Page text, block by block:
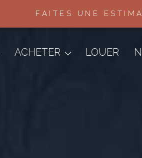
FAITES UNE
ACHETER
Appartements
Terrains
LOUER